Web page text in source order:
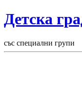
Детска
със специални групи